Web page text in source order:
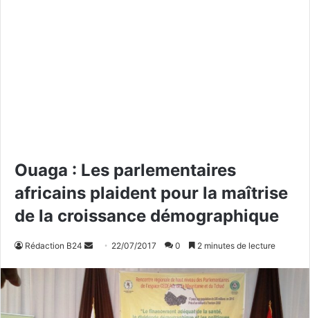
Ouaga : Les parlementaires
africains plaident pour la maîtrise
de la croissance démographique
Rédaction B24
o
y
22/07/2017 0 2 minutes de lecture